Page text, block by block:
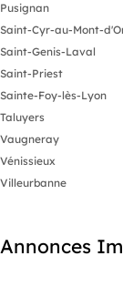
Pusignan
Saint-Cyr-au-Mont-
Saint-Genis-Laval
Saint-Priest
Sainte-Foy-lès-Lyon
Taluyers
Vaugneray
Vénissieux
Villeurbanne
Annonces